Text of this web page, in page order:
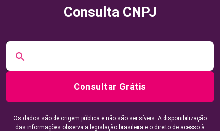
Consulta CNPJ
Consultar Grátis
Os dados são de origem pública e não são sensíveis. A disponibilização
das informações observa a legislação brasileira e o direito de acesso à